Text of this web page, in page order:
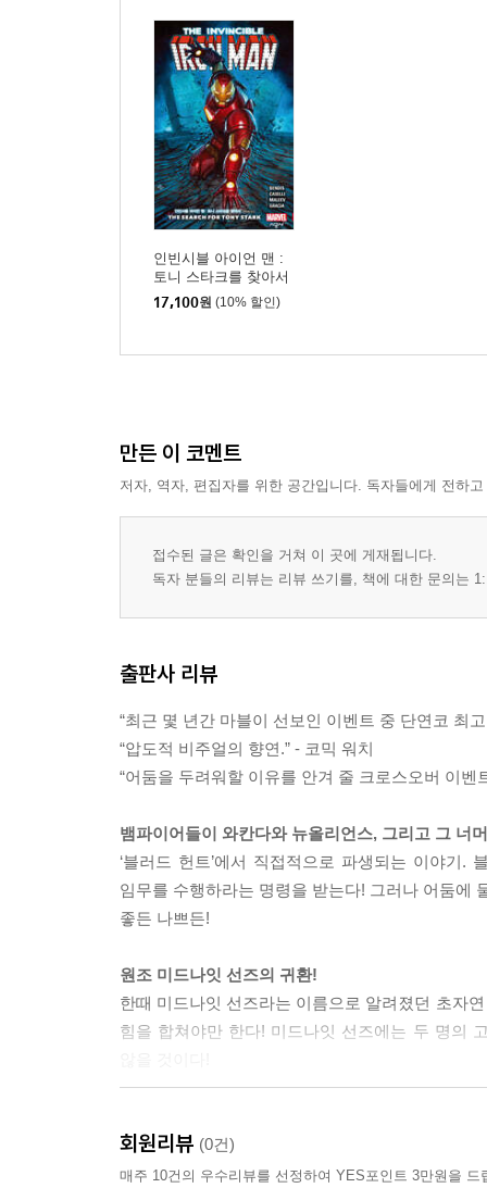
인빈시블 아이언 맨 :
토니 스타크를 찾아서
17,100원 (10% 할인)
만든 이 코멘트
저자, 역자, 편집자를 위한 공간입니다. 독자들에게 전하
접수된 글은 확인을 거쳐 이 곳에 게재됩니다.
독자 분들의 리뷰는 리뷰 쓰기를, 책에 대한 문의는
출판사 리뷰
“최근 몇 년간 마블이 선보인 이벤트 중 단연코 최
“압도적 비주얼의 향연.” - 코믹 워치
“어둠을 두려워할 이유를 안겨 줄 크로스오버 이벤
뱀파이어들이 와칸다와 뉴올리언스, 그리고 그 너
‘블러드 헌트’에서 직접적으로 파생되는 이야기
임무를 수행하라는 명령을 받는다! 그러나 어둠에
좋든 나쁘든!
원조 미드나잇 선즈의 귀환!
한때 미드나잇 선즈라는 이름으로 알려졌던 초자
힘을 합쳐야만 한다! 미드나잇 선즈에는 두 명의
게르만 페랄타가 참여한 「블러드 헌트: 레드
「미드나잇 선즈: 블러드 헌트」 #1-3 및 「프리
회원리뷰 (0건)
매주 10건의 우수리뷰를 선정하여 YES포인트 3만원을 드